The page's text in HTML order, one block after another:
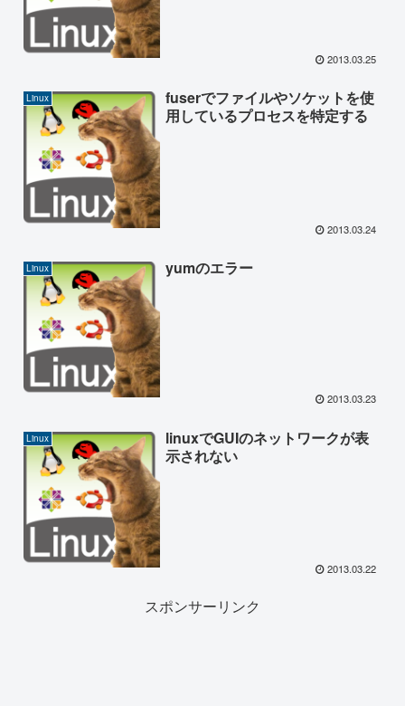
2013.03.25
Linux
fuserでファイルやソケットを使
用しているプロセスを特定する
2013.03.24
Linux yumのエラー
2013.03.23
Linux
linuxでGUIのネットワークが表
示されない
2013.03.22
スポンサーリンク